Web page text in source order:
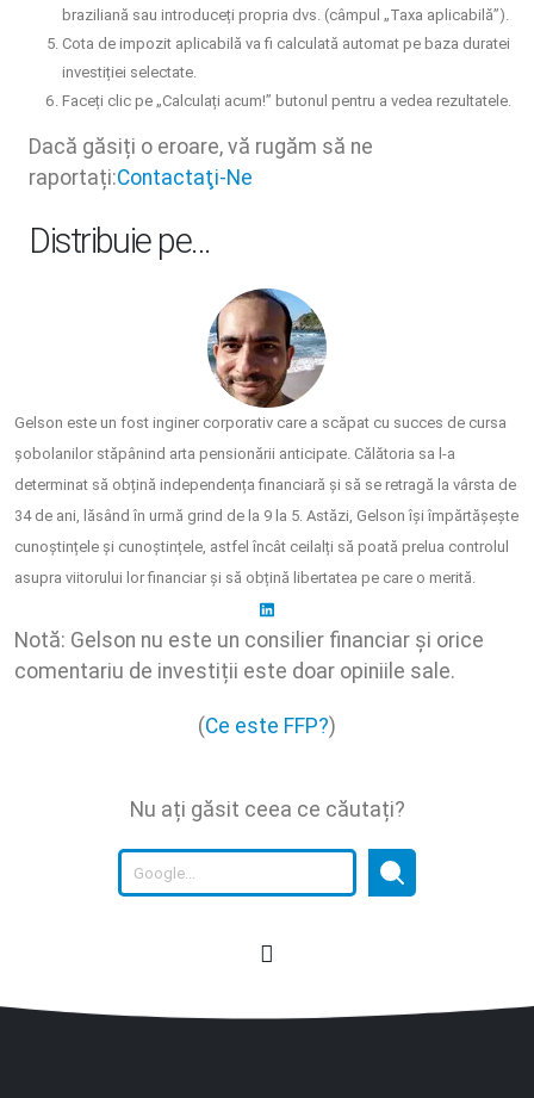
braziliană sau introduceți propria dvs. (câmpul „Taxa aplicabilă”).
Cota de impozit aplicabilă va fi calculată automat pe baza duratei
investiției selectate.
Faceți clic pe „Calculați acum!” butonul pentru a vedea rezultatele.
Dacă găsiți o eroare, vă rugăm să ne
raportați:Contactaţi-Ne
Distribuie pe…
Gelson este un fost inginer corporativ care a scăpat cu succes de cursa
șobolanilor stăpânind arta pensionării anticipate. Călătoria sa l-a
determinat să obțină independența financiară și să se retragă la vârsta de
34 de ani, lăsând în urmă grind de la 9 la 5. Astăzi, Gelson își împărtășește
cunoștințele și cunoștințele, astfel încât ceilalți să poată prelua controlul
asupra viitorului lor financiar și să obțină libertatea pe care o merită.
Notă: Gelson nu este un consilier financiar și orice
comentariu de investiții este doar opiniile sale.
(Ce este FFP?)
Nu ați găsit ceea ce căutați?